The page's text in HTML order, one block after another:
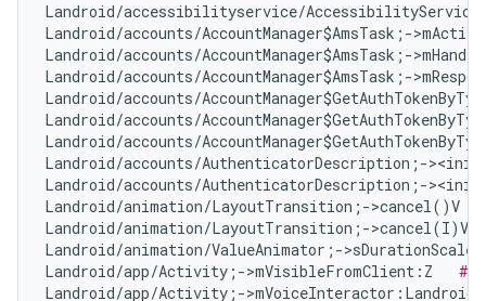
Landroid/accessibilityservice/
Landroid/accounts/AccountManager$AmsTask;-
Landroid/accounts/AccountManager$AmsTask;-
Landroid/accounts/AccountManager$AmsTask;-
Landroid/accounts/
Landroid/accounts/
Landroid/accounts/
Landroid/accounts/AuthenticatorDescription;-
Landroid/accounts/AuthenticatorDescription;-
Landroid/animation/LayoutTransition;->cancel()V
Landroid/animation/LayoutTransition;-
Landroid/animation/ValueAnimator;-
Landroid/app/Activity;->mVisibleFromClient:Z #
Landroid/app/Activity;-